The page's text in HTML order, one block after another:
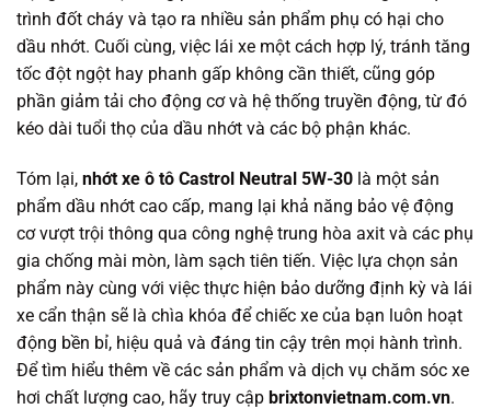
trình đốt cháy và tạo ra nhiều sản phẩm phụ có hại cho
dầu nhớt. Cuối cùng, việc lái xe một cách hợp lý, tránh tăng
tốc đột ngột hay phanh gấp không cần thiết, cũng góp
phần giảm tải cho động cơ và hệ thống truyền động, từ đó
kéo dài tuổi thọ của dầu nhớt và các bộ phận khác.
Tóm lại, nhớt xe ô tô Castrol Neutral 5W-30 là một sản
phẩm dầu nhớt cao cấp, mang lại khả năng bảo vệ động
cơ vượt trội thông qua công nghệ trung hòa axit và các phụ
gia chống mài mòn, làm sạch tiên tiến. Việc lựa chọn sản
phẩm này cùng với việc thực hiện bảo dưỡng định kỳ và lái
xe cẩn thận sẽ là chìa khóa để chiếc xe của bạn luôn hoạt
động bền bỉ, hiệu quả và đáng tin cậy trên mọi hành trình.
Để tìm hiểu thêm về các sản phẩm và dịch vụ chăm sóc xe
hơi chất lượng cao, hãy truy cập brixtonvietnam.com.vn.